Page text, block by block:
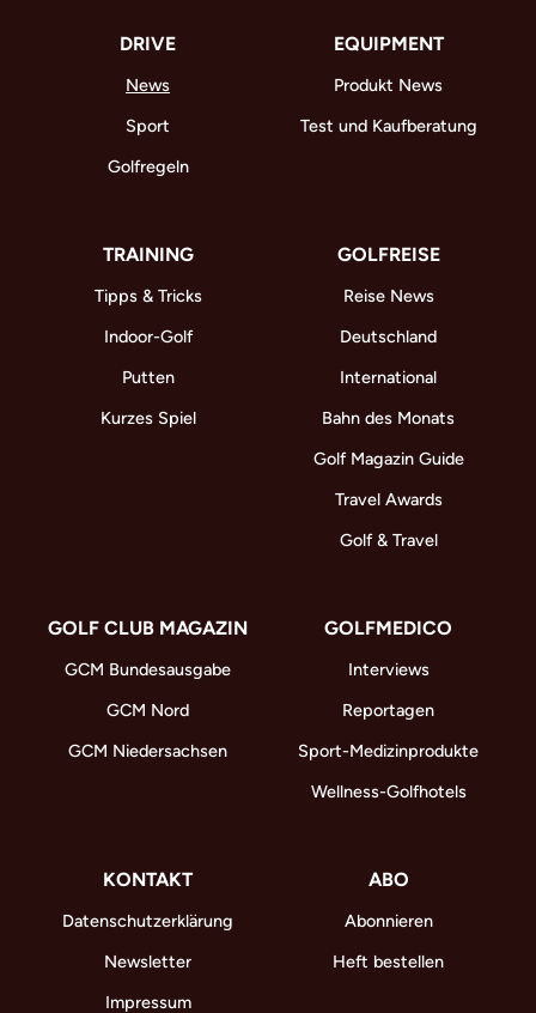
DRIVE
News
Sport
Golfregeln
EQUIPMENT
Produkt News
Test und Kaufberatung
TRAINING
Tipps & Tricks
Indoor-Golf
Putten
Kurzes Spiel
GOLFREISE
Reise News
Deutschland
International
Bahn des Monats
Golf Magazin Guide
Travel Awards
Golf & Travel
GOLF CLUB MAGAZIN
GCM Bundesausgabe
GCM Nord
GCM Niedersachsen
GOLFMEDICO
Interviews
Reportagen
Sport-Medizinprodukte
Wellness-Golfhotels
KONTAKT
Datenschutzerklärung
Newsletter
Impressum
ABO
Abonnieren
Heft bestellen